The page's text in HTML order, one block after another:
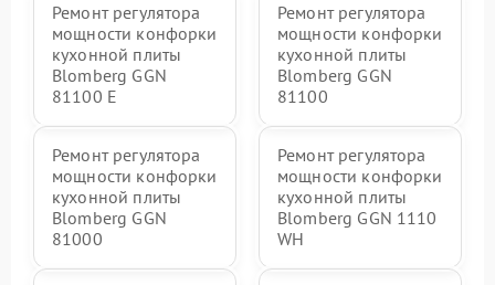
Ремонт регулятора
мощности конфорки
кухонной плиты
Blomberg GGN
81100 E
Ремонт регулятора
мощности конфорки
кухонной плиты
Blomberg GGN
81100
Ремонт регулятора
мощности конфорки
кухонной плиты
Blomberg GGN
81000
Ремонт регулятора
мощности конфорки
кухонной плиты
Blomberg GGN 1110
WH